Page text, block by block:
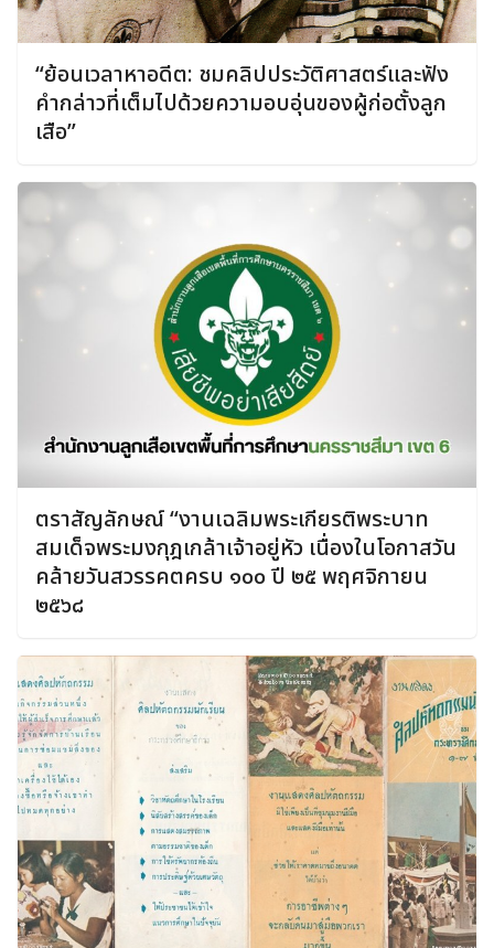
“ย้อนเวลาหาอดีต: ชมคลิปประวัติศาสตร์และฟัง
คำกล่าวที่เต็มไปด้วยความอบอุ่นของผู้ก่อตั้งลูก
เสือ”
ตราสัญลักษณ์ “งานเฉลิมพระเกียรติพระบาท
สมเด็จพระมงกุฎเกล้าเจ้าอยู่หัว เนื่องในโอกาสวัน
คล้ายวันสวรรคตครบ ๑๐๐ ปี ๒๕ พฤศจิกายน
๒๕๖๘